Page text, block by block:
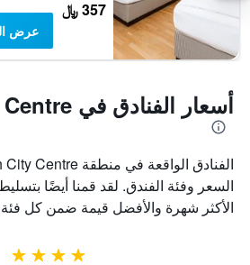
357 ﷼
عرض
أسعار الفنادق في Zurich City Centre
السعر وفئة الفندق. لقد قمنا أيضًا
الأكثر شهرة والأفضل قيمة ضمن كل
4 نجوم